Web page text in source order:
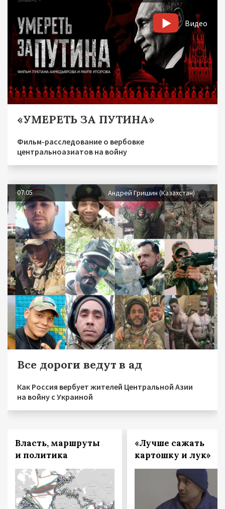
Видео
«УМЕРЕТЬ ЗА ПУТИНА»
Фильм-расследование о вербовке
центральноазиатов на войну
07.05 Андрей Гришин (Казахстан)
Все дороги ведут в ад
Как Россия вербует жителей Центральной Азии
на войну с Украиной
Власть, маршруты
и политика
«Лучше сажать
картошку и лук»